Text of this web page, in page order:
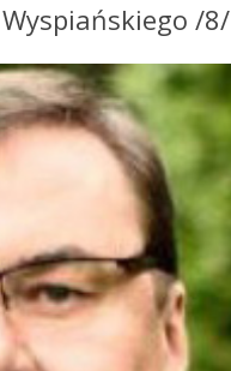
Wyspiańskiego /8/